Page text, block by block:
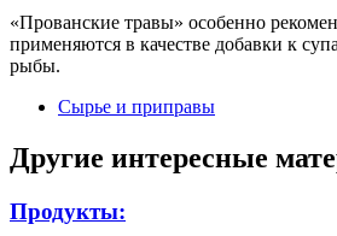
«Прованские травы» особенно
применяются в качестве добавки к
рыбы.
Сырье и приправы
Другие интересные
Продукты: